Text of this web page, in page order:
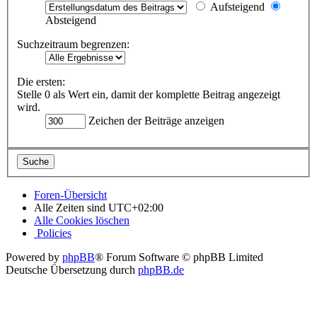
Aufsteigend
Absteigend
Suchzeitraum begrenzen:
Die ersten:
Stelle 0 als Wert ein, damit der komplette Beitrag angezeigt
wird.
Zeichen der Beiträge anzeigen
Foren-Übersicht
Alle Zeiten sind UTC+02:00
Alle Cookies löschen
Policies
Powered by phpBB® Forum Software © phpBB Limited
Deutsche Übersetzung durch phpBB.de